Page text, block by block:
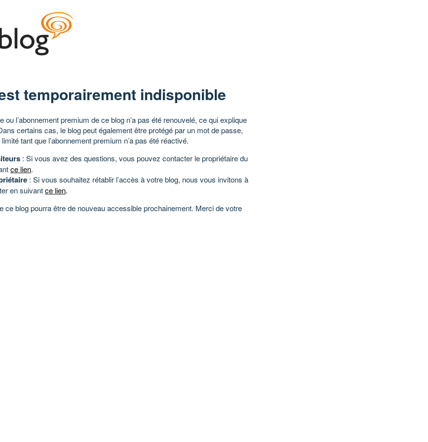
temporairement indisponible
ou l’abonnement premium de ce blog n’a pas été renouvelé, ce qui explique
certains cas, le blog peut également être protégé par un mot de passe,
tant que l’abonnement premium n’a pas été réactivé.
: Si vous avez des questions, vous pouvez contacter le propriétaire du
ce lien.
: Si vous souhaitez rétablir l’accès à votre blog, nous vous invitons à
en suivantce lien.
ce blog pourra être de nouveau accessible prochainement. Merci de votre